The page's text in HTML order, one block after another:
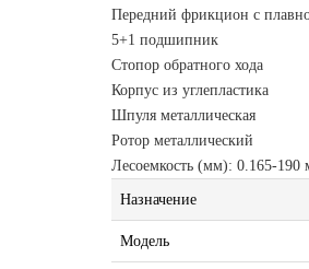
Передний фрикцион с
5+1 подшипник
Стопор обратного хода
Корпус из углепластика
Шпуля металлическая
Ротор металлический
Лесоемкость (мм): 0.165-
Назначение
Модель